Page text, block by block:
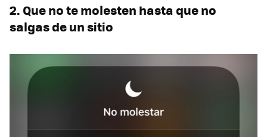
2. Que no te molesten hasta que no
salgas de un sitio